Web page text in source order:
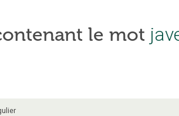
le mot